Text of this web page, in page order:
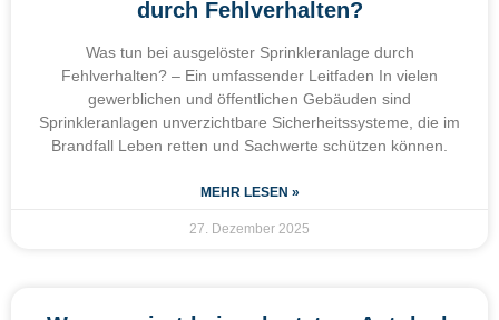
durch Fehlverhalten?
Was tun bei ausgelöster Sprinkleranlage durch
Fehlverhalten? – Ein umfassender Leitfaden In vielen
gewerblichen und öffentlichen Gebäuden sind
Sprinkleranlagen unverzichtbare Sicherheitssysteme, die im
Brandfall Leben retten und Sachwerte schützen können.
MEHR LESEN »
27. Dezember 2025